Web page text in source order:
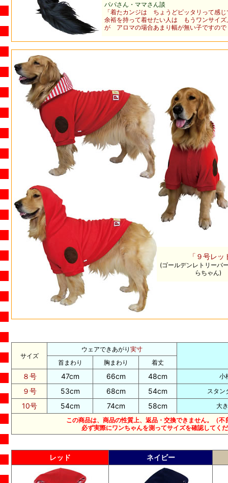
パパさん・ママさん談
「着たカンジは ちょうどピッタリって感じ
余裕を持って着せたい人は もうワンサイズ
が アロマの場合あまり幅が無い子ですの
「 ９号レッ
(ゴールデンレトリーバ
らちゃん)
サイズ
ウェアできあがり 実寸
首まわり
胸まわり 着丈
８号 47cm 66cm 48cm 小
９号 53cm 68cm 54cm スタン
10号 54cm 74cm 58cm
大
この商品は、商品の性質上、返品・交換できません。（不
必ず実際にワンちゃんを測ってサイズを確認してく
レッド ネイビー